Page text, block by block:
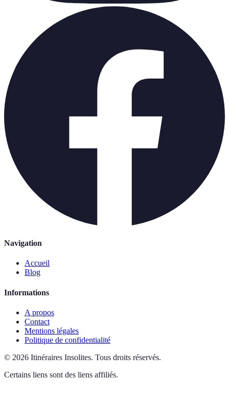
Navigation
Accueil
Blog
Informations
A propos
Contact
Mentions légales
Politique de confidentialité
© 2026 Itinéraires Insolites. Tous droits réservés.
Certains liens sont des liens affiliés.